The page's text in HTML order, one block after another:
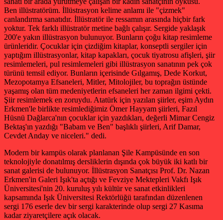
Ben illüstratörüm. İllüstrasyon kelime anlamı ile "çizmek"
canlandırma sanatıdır. İllüstratör ile ressamın arasında hiçbir fark
yoktur. Tek farklı illüstratör metine bağlı çalışır. Sergide yaklaşık
200'e yakın illüstrasyon bulunuyor. Bunların çoğu kitap resimleme
ürünleridir. Çocuklar için çizdiğim kitaplar, konseptli sergiler için
yaptığım illüstrasyonlar, kitap kapakları, çocuk tiyatrosu afişleri, şiir
resimlemeleri, pul resimlemeleri gibi illüstrasyon sanatının pek çok
türünü temsil ediyor. Bunların içerisinde Gılgamış, Dede Korkut,
Mezopotamya Efsaneleri, Mitler, Mitolojiler, bu toprağın üstünde
yaşamış olan tüm medeniyetlerin efsaneleri her zaman ilgimi çekti.
Şiir resimlemek en zoruydu. Atatürk için yazılan şiirler, eşim Aydın
Erkmen'le birlikte resimlediğimiz Ömer Hayyam şiirleri, Fazıl
Hüsnü Dağlarca'nın çocuklar için yazdıkları, değerli Mimar Cengiz
Bektaş'ın yazdığı "Babam ve Ben" başlıklı şiirleri, Arif Damar,
Cevdet Anday ve niceleri." dedi.
Modern bir kampüs olarak planlanan Şile Kampüsünde en son
teknolojiyle donatılmış dersliklerin dışında çok büyük iki katlı bir
sanat galerisi de bulunuyor. İllüstrasyon Sanatçısı Prof. Dr. Nazan
Erkmen'in Galeri Işık'ta açtığı ve Fevziye Mektepleri Vakfı Işık
Üniversitesi'nin 20. kuruluş yılı kültür ve sanat etkinlikleri
kapsamında Işık Üniversitesi Rektörlüğü tarafından düzenlenen
sergi 176 eserle dev bir sergi karakterinde olup sergi 27 Kasıma
kadar ziyaretçilere açık olacak.